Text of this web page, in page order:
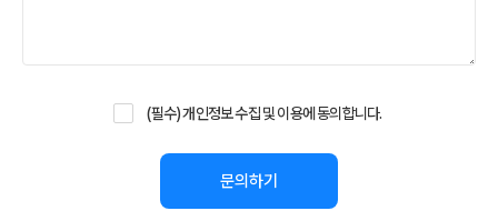
(필수) 개인정보 수집 및 이용에 동의합니다.